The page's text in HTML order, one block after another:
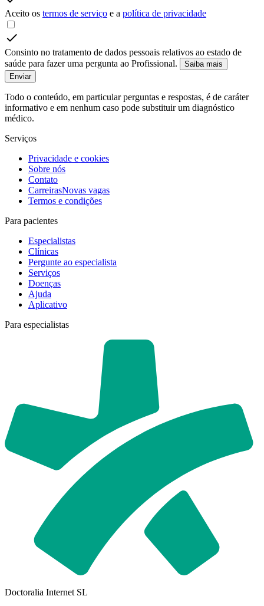
Aceito os termos de serviço e a política de privacidade
Consinto no tratamento de dados pessoais relativos ao estado de
saúde para fazer uma pergunta ao Profissional.
Saiba mais
Enviar
Todo o conteúdo, em particular perguntas e respostas, é de caráter
informativo e em nenhum caso pode substituir um diagnóstico
médico.
Serviços
Privacidade e cookies
Sobre nós
Contato
CarreirasNovas vagas
Termos e condições
Para pacientes
Especialistas
Clínicas
Pergunte ao especialista
Serviços
Doenças
Ajuda
Aplicativo
Para especialistas
Doctoralia Internet SL